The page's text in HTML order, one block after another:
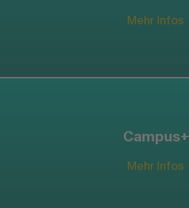
Mehr Infos
Campus+
Mehr Infos